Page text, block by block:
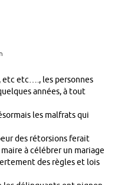
etc etc…., les personnes
années, à tout
les malfrats qui
des rétorsions ferait
à célébrer un mariage
des règles et lois